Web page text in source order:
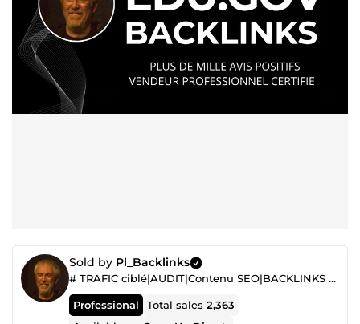
Sold by Pl_Backlinks
# TRAFIC ciblé|AUDIT|Contenu SEO|BACKLINKS de Qualité|AUTORITE de Site Garanti|REFERENCEMENT
Professional Total sales2,363